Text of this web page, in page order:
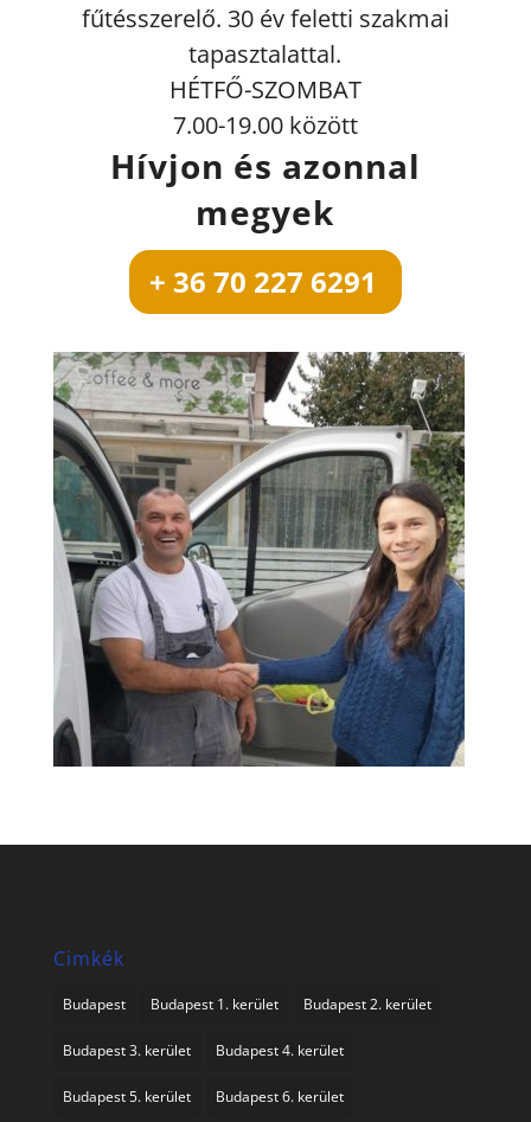
fűtésszerelő. 30 év feletti szakmai
tapasztalattal.
HÉTFŐ-SZOMBAT
7.00-19.00 között
Hívjon és azonnal
megyek
+ 36 70 227 6291
Cimkék
Budapest Budapest 1. kerület Budapest 2. kerület
Budapest 3. kerület Budapest 4. kerület
Budapest 5. kerület Budapest 6. kerület